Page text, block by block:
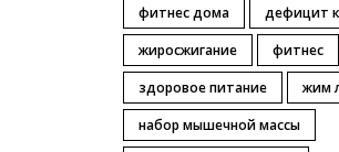
фитнес дома
дефицит
жиросжигание
фитнес
здоровое питание
жим
набор мышечной массы